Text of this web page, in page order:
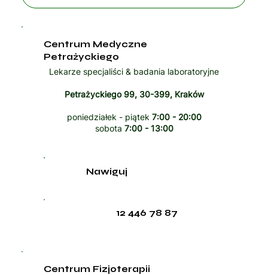
Centrum Medyczne
Petrażyckiego
Lekarze specjaliści & badania laboratoryjne
Petrażyckiego 99, 30-399, Kraków
poniedziałek - piątek 7:00 - 20:00
sobota 7:00 - 13:00
12 446 78 87
Nawiguj
Centrum Fizjoterapii